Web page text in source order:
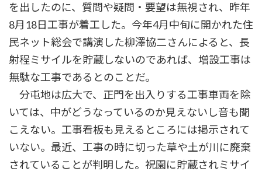
を出したのに、質問や疑問・要望は無視され、昨年
8月18日工事が着工した。今年4月中旬に開かれた住
民ネット総会で講演した柳澤協二さんによると、長
射程ミサイルを貯蔵しないのであれば、増設工事は
無駄な工事であるとのことだ。
分屯地は広大で、正門を出入りする工事車両を除
いては、中がどうなっているのか見えないし音も聞
こえない。工事看板も見えるところには掲示されて
いない。最近、工事の時に切った草や土が川に廃棄
されていることが判明した。祝園に貯蔵されミサイ